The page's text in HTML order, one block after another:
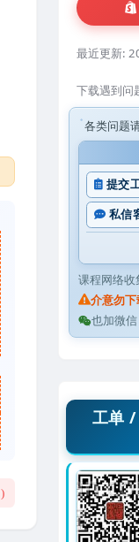
)
最近更新:
下载遇到问
各类问题
提交
私信
课程网络收
介意勿下
也加微信
工单